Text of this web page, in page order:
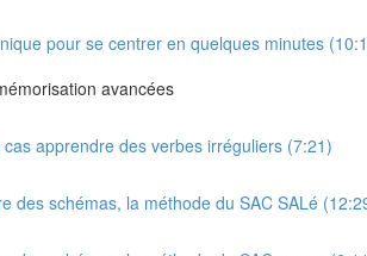
pour se centrer en quelques minutes
avancées
cas apprendre des verbes irréguliers (7:21)
des schémas, la méthode du SAC SALé